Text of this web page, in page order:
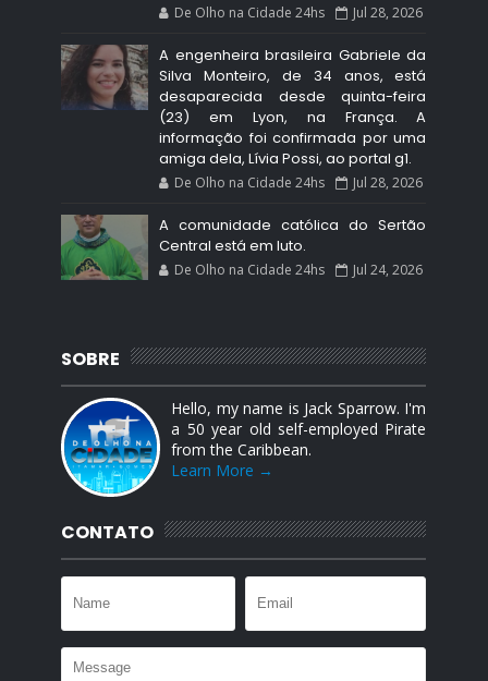
De Olho na Cidade 24hs Jul 28, 2026
A engenheira brasileira Gabriele da
Silva Monteiro, de 34 anos, está
desaparecida desde quinta-feira
(23) em Lyon, na França. A
informação foi confirmada por uma
amiga dela, Lívia Possi, ao portal g1.
De Olho na Cidade 24hs Jul 28, 2026
A comunidade católica do Sertão
Central está em luto.
De Olho na Cidade 24hs Jul 24, 2026
SOBRE
Hello, my name is Jack Sparrow. I'm
a 50 year old self-employed Pirate
from the Caribbean.
Learn More →
CONTATO